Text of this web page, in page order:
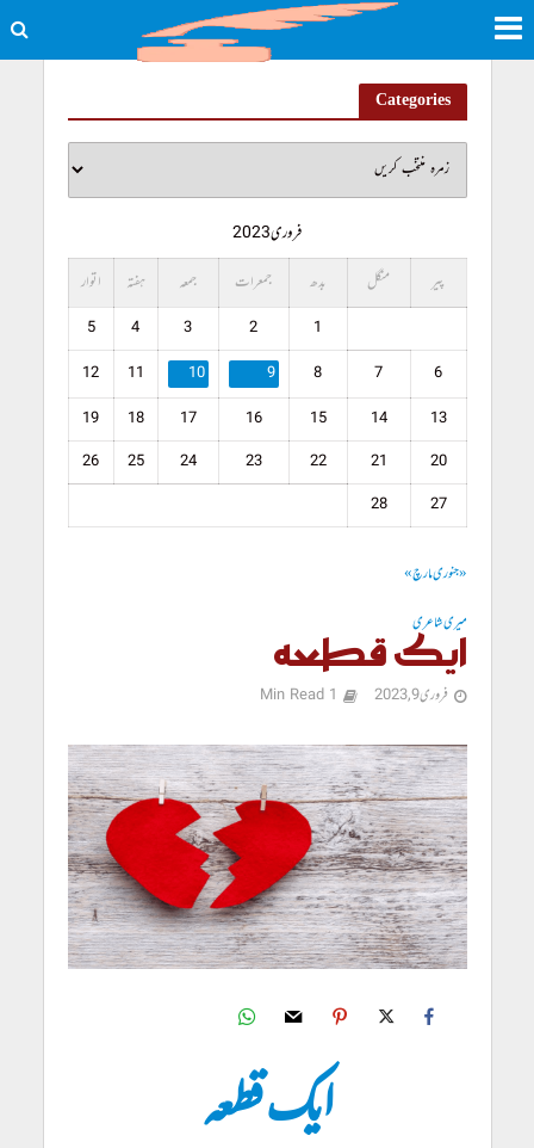
Categories
فروری 2023
پیر
منگل بدھ جمعرات جمعہ ہفتہ اتوار
1
2
3
4
5
6
7
8
9
10
11
12
13
14
15
16
17
18
19
20
21
22
23
24
25
26
27
28
« جنوریمارچ »
میری شاعری
ایک قطعہ
فروری 9, 2023 1 Min Read
ایک قطعہ